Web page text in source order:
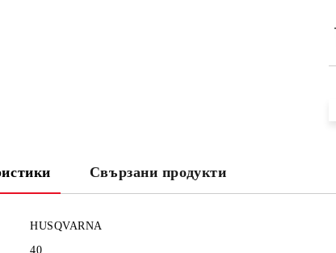
Свързани продукти
HUSQVARNA
40